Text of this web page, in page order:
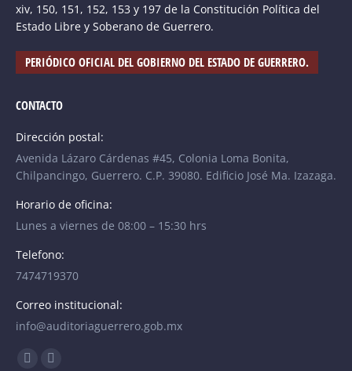
xiv, 150, 151, 152, 153 y 197 de la Constitución Política del
Estado Libre y Soberano de Guerrero.
PERIÓDICO OFICIAL DEL GOBIERNO DEL ESTADO DE GUERRERO.
CONTACTO
Dirección postal:
Avenida Lázaro Cárdenas #45, Colonia Loma Bonita,
Chilpancingo, Guerrero. C.P. 39080. Edificio José Ma. Izazaga.
Horario de oficina:
Lunes a viernes de 08:00 – 15:30 hrs
Telefono:
7474719370
Correo institucional:
info@auditoriaguerrero.gob.mx
Find us on: